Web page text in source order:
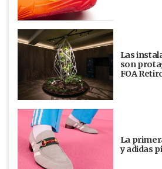
Las
son
FOA
La
y adidas